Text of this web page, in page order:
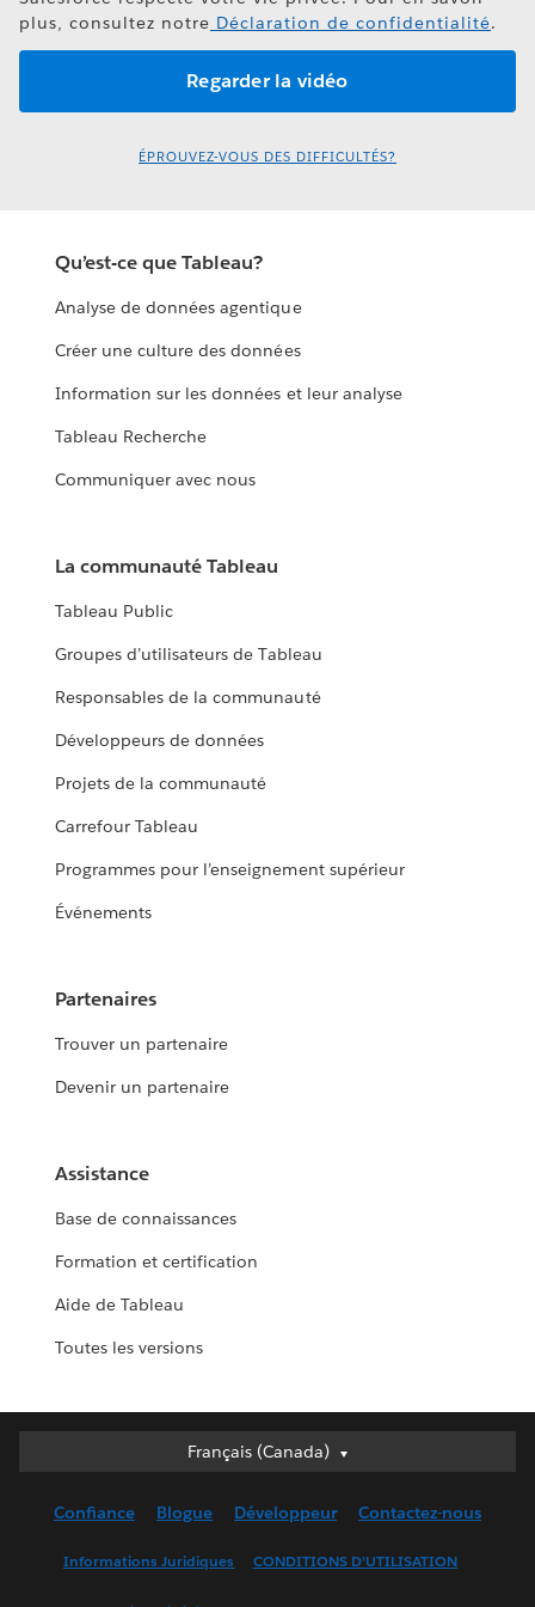
plus, consultez notre Déclaration de confidentialité.
ÉPROUVEZ-VOUS DES DIFFICULTÉS?
Qu’est-ce que Tableau?
Analyse de données agentique
Créer une culture des données
Information sur les données et leur analyse
Tableau Recherche
Communiquer avec nous
La communauté Tableau
Tableau Public
Groupes d’utilisateurs de Tableau
Responsables de la communauté
Développeurs de données
Projets de la communauté
Carrefour Tableau
Programmes pour l’enseignement supérieur
Événements
Partenaires
Trouver un partenaire
Devenir un partenaire
Assistance
Base de connaissances
Formation et certification
Aide de Tableau
Toutes les versions
Français (Canada)
Français (Canada)
English (UK)
Confiance Blogue Développeur Contactez-nous
Informations Juridiques CONDITIONS D’UTILISATION